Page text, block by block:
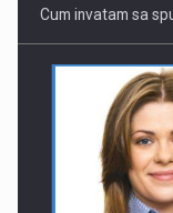
Cum invatam sa